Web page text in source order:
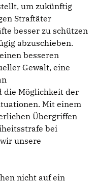
um zukünftig
Straftäter
besser zu schützen
abzuschieben.
besseren
Gewalt, eine
Möglichkeit der
Mit einem
Übergriffen
bei
unsere
nicht auf ein